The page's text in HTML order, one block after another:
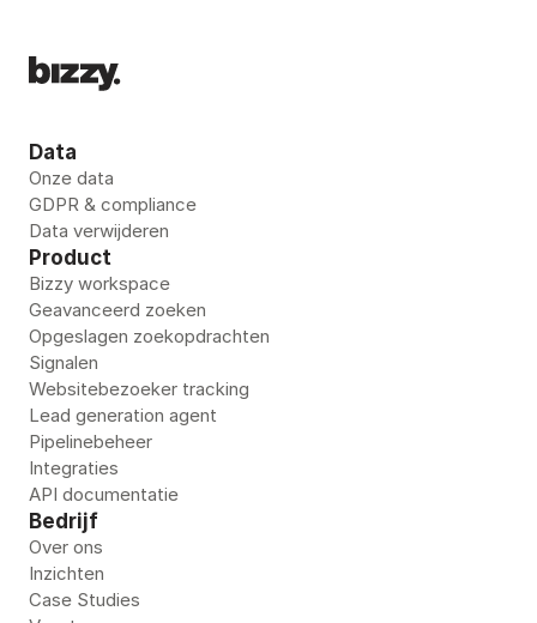
Data
Onze data
GDPR & compliance
Data verwijderen
Product
Bizzy workspace
Geavanceerd zoeken
Opgeslagen zoekopdrachten
Signalen
Websitebezoeker tracking
Lead generation agent
Pipelinebeheer
Integraties
API documentatie
Bedrijf
Over ons
Inzichten
Case Studies